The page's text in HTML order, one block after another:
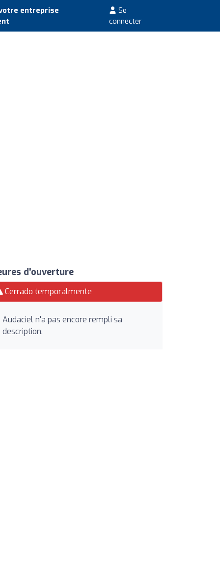
entreprise
Se
connecter
d'ouverture
Cerrado temporalmente
Audaciel n'a pas encore rempli sa
description.